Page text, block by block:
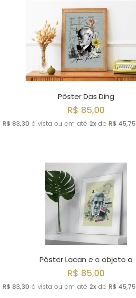
Pôster Das Ding
R$ 85,00
R$ 83,30 à vista ou em até 2x de R$ 45,75
Pôster Lacan e o objeto a
R$ 85,00
R$ 83,30 à vista ou em até 2x de R$ 45,75